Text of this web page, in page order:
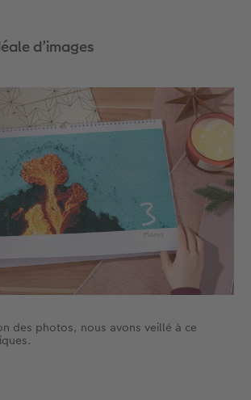
d’images
des photos, nous avons veillé à ce